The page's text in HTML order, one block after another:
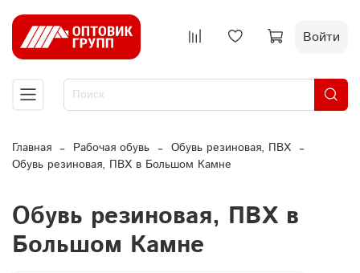
Войти
Главная Рабочая обувь
Обувь резиновая, ПВХ
Обувь резиновая, ПВХ в Большом Камне
Обувь резиновая, ПВХ в
Большом Камне